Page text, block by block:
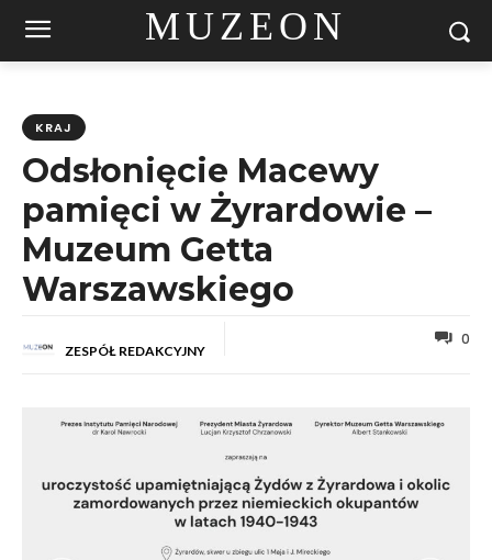
MUZEON
KRAJ
Odsłonięcie Macewy
pamięci w Żyrardowie –
Muzeum Getta
Warszawskiego
ZESPÓŁ REDAKCYJNY
0